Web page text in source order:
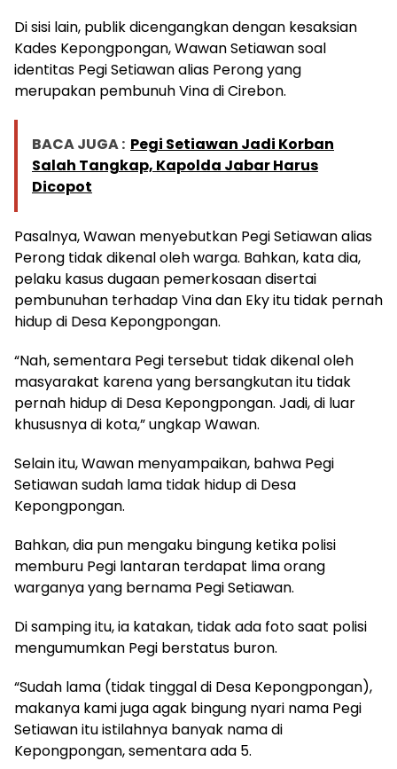
Di sisi lain, publik dicengangkan dengan kesaksian
Kades Kepongpongan, Wawan Setiawan soal
identitas Pegi Setiawan alias Perong yang
merupakan pembunuh Vina di Cirebon.
BACA JUGA : Pegi Setiawan Jadi Korban
Salah Tangkap, Kapolda Jabar Harus
Dicopot
Pasalnya, Wawan menyebutkan Pegi Setiawan alias
Perong tidak dikenal oleh warga. Bahkan, kata dia,
pelaku kasus dugaan pemerkosaan disertai
pembunuhan terhadap Vina dan Eky itu tidak pernah
hidup di Desa Kepongpongan.
“Nah, sementara Pegi tersebut tidak dikenal oleh
masyarakat karena yang bersangkutan itu tidak
pernah hidup di Desa Kepongpongan. Jadi, di luar
khususnya di kota,” ungkap Wawan.
Selain itu, Wawan menyampaikan, bahwa Pegi
Setiawan sudah lama tidak hidup di Desa
Kepongpongan.
Bahkan, dia pun mengaku bingung ketika polisi
memburu Pegi lantaran terdapat lima orang
warganya yang bernama Pegi Setiawan.
Di samping itu, ia katakan, tidak ada foto saat polisi
mengumumkan Pegi berstatus buron.
“Sudah lama (tidak tinggal di Desa Kepongpongan),
makanya kami juga agak bingung nyari nama Pegi
Setiawan itu istilahnya banyak nama di
Kepongpongan, sementara ada 5.